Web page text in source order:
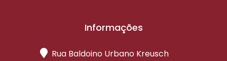
Informações
Rua Baldoino Urbano Kreusch